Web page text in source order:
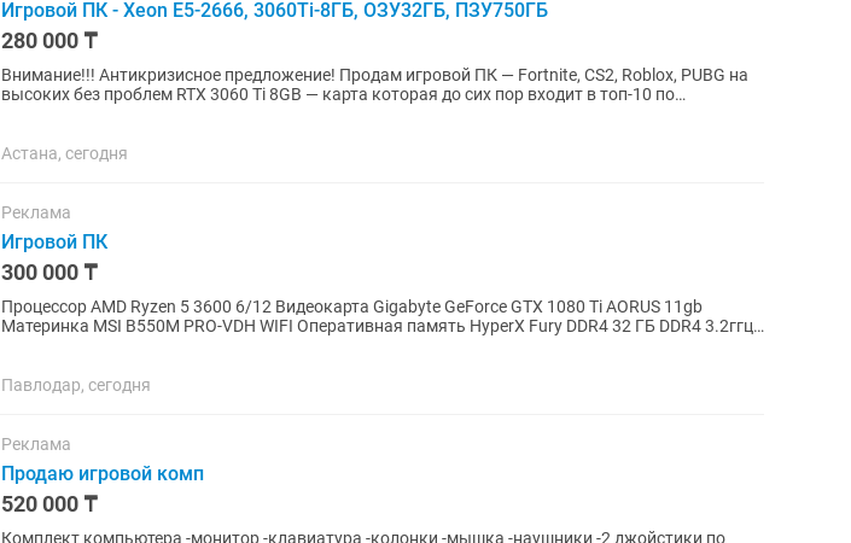
Игровой ПК - Xeon E5-2666, 3060Ti-8ГБ, ОЗУ32ГБ, ПЗУ750ГБ
280 000 ₸
Внимание!!! Антикризисное предложение! Продам игровой ПК — Fortnite, CS2, Roblox, PUBG на
высоких без проблем RTX 3060 Ti 8GB — карта которая до сих пор входит в топ-10 по
Астана, сегодня
Реклама
Игровой ПК
300 000 ₸
Процессор AMD Ryzen 5 3600 6/12 Видеокарта Gigabyte GeForce GTX 1080 Ti AORUS 11gb
Материнка MSI B550M PRO-VDH WIFI Оперативная память HyperX Fury DDR4 32 ГБ DDR4 3.2ггц
Павлодар, сегодня
Реклама
Продаю игровой комп
520 000 ₸
Комплект компьютера -монитор -клавиатура -колонки -мышка -наушники -2 джойстики по